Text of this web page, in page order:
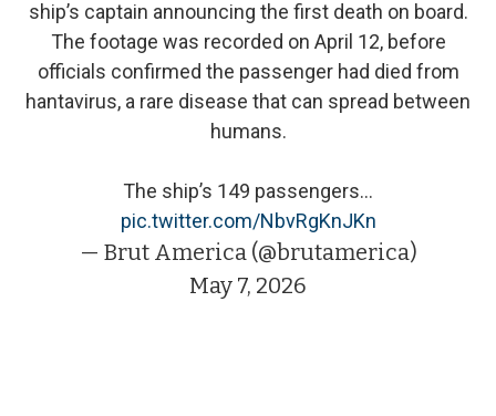
ship’s captain announcing the first death on board.
The footage was recorded on April 12, before
officials confirmed the passenger had died from
hantavirus, a rare disease that can spread between
humans.
The ship’s 149 passengers…
pic.twitter.com/NbvRgKnJKn
— Brut America (@brutamerica)
May 7, 2026